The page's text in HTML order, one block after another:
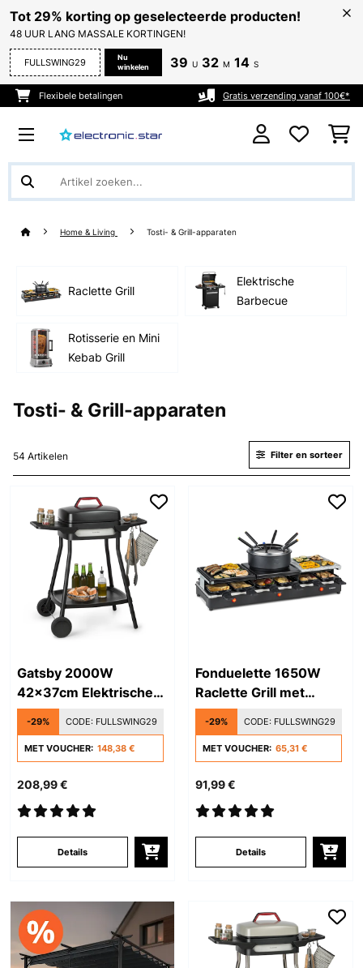
Tot 29% korting op geselecteerde producten!
48 UUR LANG MASSALE KORTINGEN!
FULLSWING29
Nu
winkelen
39 U 32 M 13 S
Flexibele betalingen Gratis verzending vanaf 100€*
Home & Living Tosti- & Grill-apparaten
Raclette Grill
Elektrische
Barbecue
Rotisserie en Mini
Kebab Grill
Tosti- & Grill-apparaten
54 Artikelen Filter en sorteer
Gatsby 2000W
42x37cm Elektrische
BBQ Zwart
-29% CODE: FULLSWING29
MET VOUCHER: 148,38 €
208,99 €
Details
Fonduelette 1650W
Raclette Grill met
Fondue 6 Personen
Zwart
-29% CODE: FULLSWING29
MET VOUCHER: 65,31 €
91,99 €
Details